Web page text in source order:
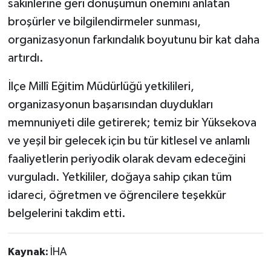
sakinlerine geri dönüşümün önemini anlatan
broşürler ve bilgilendirmeler sunması,
organizasyonun farkındalık boyutunu bir kat daha
artırdı.
İlçe Millî Eğitim Müdürlüğü yetkilileri,
organizasyonun başarısından duydukları
memnuniyeti dile getirerek; temiz bir Yüksekova
ve yeşil bir gelecek için bu tür kitlesel ve anlamlı
faaliyetlerin periyodik olarak devam edeceğini
vurguladı. Yetkililer, doğaya sahip çıkan tüm
idareci, öğretmen ve öğrencilere teşekkür
belgelerini takdim etti.
Kaynak: İHA